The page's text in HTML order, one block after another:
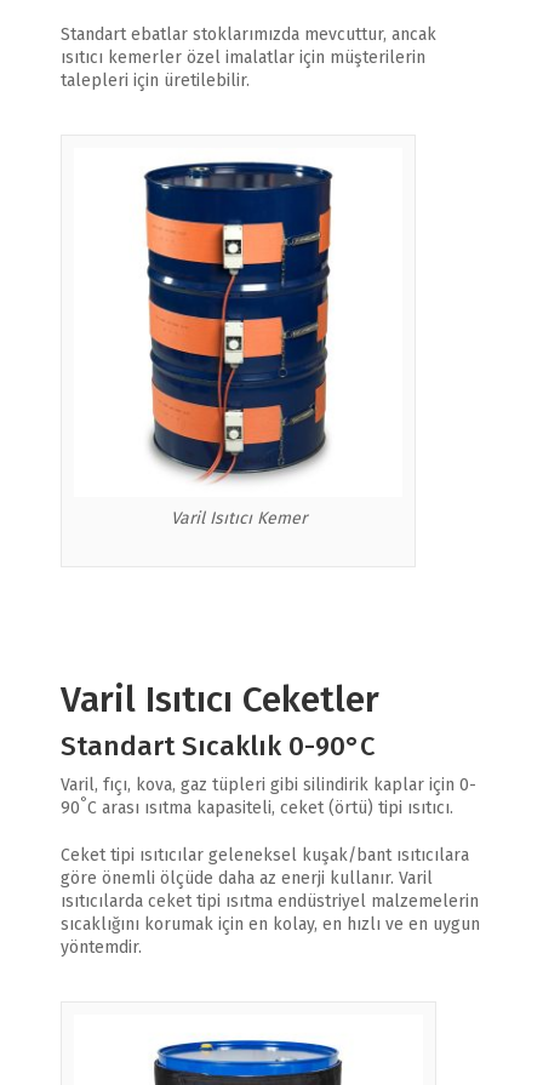
Standart ebatlar stoklarımızda mevcuttur, ancak
ısıtıcı kemerler özel imalatlar için müşterilerin
talepleri için üretilebilir.
Varil Isıtıcı Kemer
Varil Isıtıcı Ceketler
Standart Sıcaklık 0-90°C
Varil, fıçı, kova, gaz tüpleri gibi silindirik kaplar için 0-
90°C arası ısıtma kapasiteli, ceket (örtü) tipi ısıtıcı.
Ceket tipi ısıtıcılar geleneksel kuşak/bant ısıtıcılara
göre önemli ölçüde daha az enerji kullanır. Varil
ısıtıcılarda ceket tipi ısıtma endüstriyel malzemelerin
sıcaklığını korumak için en kolay, en hızlı ve en uygun
yöntemdir.